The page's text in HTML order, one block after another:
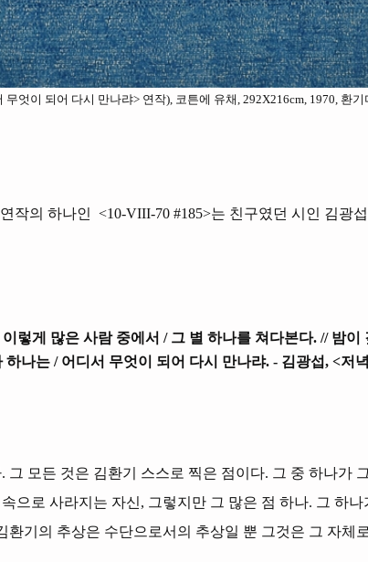
무엇이 되어 다시 만나랴> 연작), 코튼에 유채, 292X216cm, 1970, 환
작의 하나인 <10-VIII-70 #185>는 친구였던 시인 김광
렇게 많은 사람 중에서 / 그 별 하나를 쳐다본다. // 밤
나는 / 어디서 무엇이 되어 다시 만나랴. - 김광섭, <저
모든 것은 김환기 스스로 찍은 점이다. 그 중 하나가
으로 사라지는 자신, 그렇지만 그 많은 점 하나. 그 하
기의 추상은 수단으로서의 추상일 뿐 그것은 그 자체